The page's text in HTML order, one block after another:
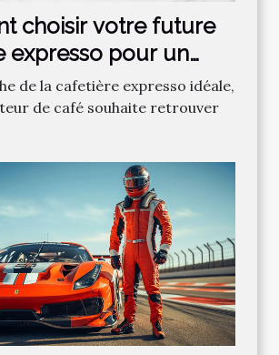
choisir votre future
expresso pour un
?
de la cafetière expresso idéale,
de café souhaite retrouver